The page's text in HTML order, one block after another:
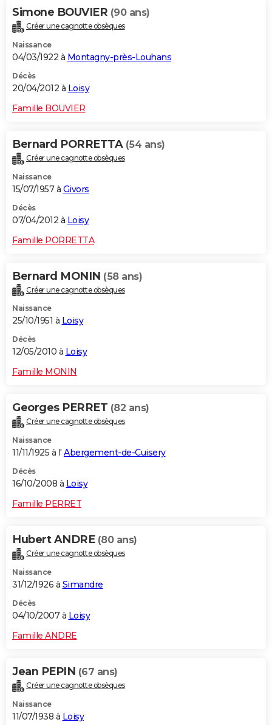
Simone BOUVIER (90 ans)
Créer une cagnotte obsèques
Naissance
04/03/1922 à Montagny-près-Louhans
Décès
20/04/2012 à Loisy
Famille BOUVIER
Bernard PORRETTA (54 ans)
Créer une cagnotte obsèques
Naissance
15/07/1957 à Givors
Décès
07/04/2012 à Loisy
Famille PORRETTA
Bernard MONIN (58 ans)
Créer une cagnotte obsèques
Naissance
25/10/1951 à Loisy
Décès
12/05/2010 à Loisy
Famille MONIN
Georges PERRET (82 ans)
Créer une cagnotte obsèques
Naissance
11/11/1925 à l' Abergement-de-Cuisery
Décès
16/10/2008 à Loisy
Famille PERRET
Hubert ANDRE (80 ans)
Créer une cagnotte obsèques
Naissance
31/12/1926 à Simandre
Décès
04/10/2007 à Loisy
Famille ANDRE
Jean PEPIN (67 ans)
Créer une cagnotte obsèques
Naissance
11/07/1938 à Loisy